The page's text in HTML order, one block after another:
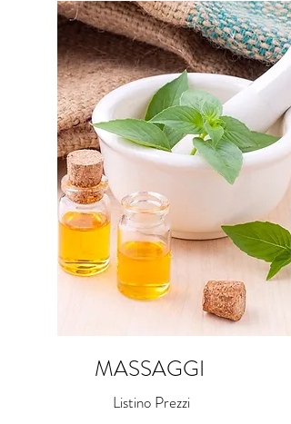
MASSAGGI
Listino Prezzi